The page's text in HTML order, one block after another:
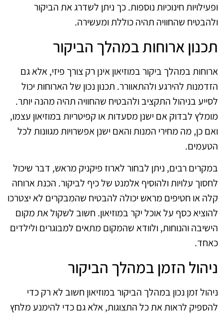
ופעילויות חינוכיות נוספות. כך ניתן לשדרג את הביקור
ולהבטיח שהחוויה תהיה כוללת ומעשירה.
תכנון ארוחות במהלך הביקור
ארוחות במהלך ביקור במוזיאון אינן רק צורך פיזי, אלא גם
הזדמנות להירגע ולהתאוורר. תכנון נכון של הארוחות יכול
לסייע בניהול התקציב ולהבטיח שהחוויה תהיה מהנה יותר.
מומלץ לבדוק אם ישנן מסעדות או קפיטריות במוזיאון עצמו,
ואם כן, מה מחירי המנות והאם ישנן אפשרויות מגוונות לכל
הטעמים.
במקרים רבים, ניתן לבחור לארוז פיקניק מראש, דבר שיכול
לחסוך עלויות ולהוסיף אלמנט של כיף לביקור. הכנת ארוחה
קלה או חטיפים מראש יכולה להבטיח שהמבקרים לא יצטרכו
להוציא כסף על אוכל יקר במוזיאון. חשוב לשקול את מקום
הישיבה והנוחות, ולוודא שהמקום מתאים למבוגרים ולילדים
כאחד.
ניהול הזמן במהלך הביקור
ניהול זמן נכון במהלך הביקור במוזיאון חשוב לא רק כדי
להספיק לראות את כל התצוגות, אלא גם כדי להימנע מלחץ